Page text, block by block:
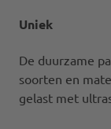
Uniek
De duurzame
soorten en
gelast met